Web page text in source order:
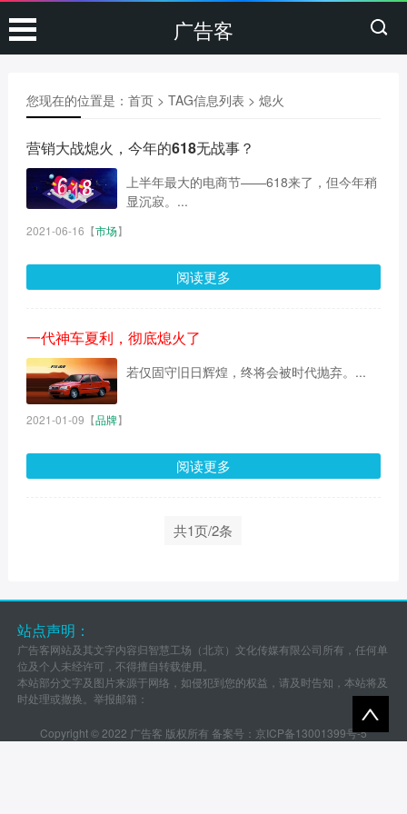
广告客
您现在的位置是： 首页> TAG信息列表 > 熄火
营销大战熄火，今年的618无战事？
上半年最大的电商节——618来了，但今年稍
显沉寂。...
2021-06-16 【市场】
阅读更多
一代神车夏利，彻底熄火了
若仅固守旧日辉煌，终将会被时代抛弃。...
2021-01-09 【品牌】
阅读更多
共1页/2条
站点声明：
广告客网站及其文字内容归智慧工场（北京）文化传媒有限公司所有，任何单
位及个人未经许可，不得擅自转载使用。
本站部分文字及图片来源于网络，如侵犯到您的权益，请及时告知，本站将及
时处理或撤换。举报邮箱：
Copyright © 2022 广告客 版权所有 备案号： 京ICP备13001399号-5